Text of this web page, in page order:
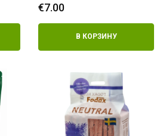
€7.00
В КОРЗИНУ